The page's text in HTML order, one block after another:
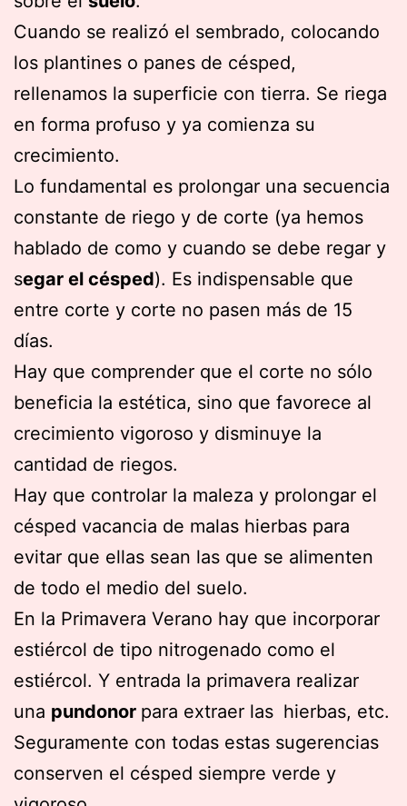
Cuando se realizó el sembrado, colocando
los plantines o panes de césped,
rellenamos la superficie con tierra. Se riega
en forma profuso y ya comienza su
crecimiento.
Lo fundamental es prolongar una secuencia
constante de riego y de corte (ya hemos
hablado de como y cuando se debe regar y
segar el césped). Es indispensable que
entre corte y corte no pasen más de 15
días.
Hay que comprender que el corte no sólo
beneficia la estética, sino que favorece al
crecimiento vigoroso y disminuye la
cantidad de riegos.
Hay que controlar la maleza y prolongar el
césped vacancia de malas hierbas para
evitar que ellas sean las que se alimenten
de todo el medio del suelo.
En la Primavera Verano hay que incorporar
estiércol de tipo nitrogenado como el
estiércol. Y entrada la primavera realizar
una pundonor para extraer las hierbas, etc.
Seguramente con todas estas sugerencias
conserven el césped siempre verde y